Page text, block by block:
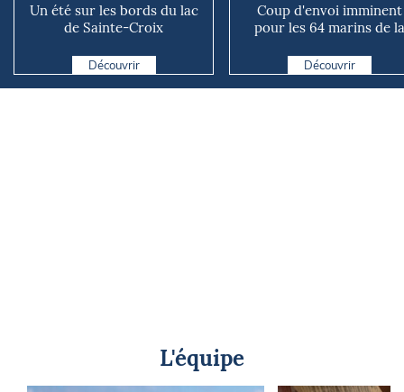
Un été sur les bords du lac
de Sainte-Croix
Découvrir
Coup d'envoi imminent
pour les 64 marins de la
Découvrir
L'équipe